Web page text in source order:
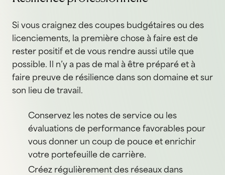
Si vous craignez des coupes budgétaires ou des
licenciements, la première chose à faire est de
rester positif et de vous rendre aussi utile que
possible. Il n’y a pas de mal à être préparé et à
faire preuve de résilience dans son domaine et sur
son lieu de travail.
Conservez les notes de service ou les
évaluations de performance favorables pour
vous donner un coup de pouce et enrichir
votre portefeuille de carrière.
Créez régulièrement des réseaux dans